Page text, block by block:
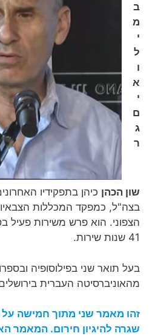
ב
מ
י
ל
ו
א
י
ם
ג
ר
שון הכהן כיהן בתפקידיו
בצה"ל, כמפקד המכללות
41 שנות שירות‏.
בעל תואר שני בפילוסופיה
מהאוניברסיטה העברית בירושלים.
זהו מאמר שני מתוך חמישה על
שגרה להיגיון חירום. המאמר